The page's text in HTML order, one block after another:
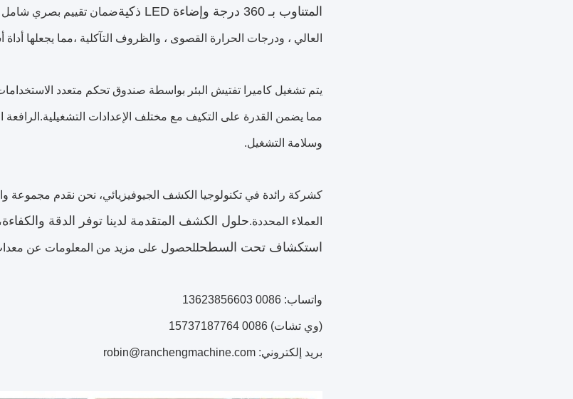
المتناوب بـ 360 درجة وإضاءة LED ذكية
ضمان تقييم بصري شامل
العالي ، ودرجات الحرارة القصوى ، والظروف التآكلية ،مما يجعلها
مما يضمن القدرة على التكيف مع مختلف الإعدادات التشغيلية.الرافعة
وسلامة التشغيل.
كشركة رائدة في تكنولوجيا الكشف الجيوفيزيائي، نحن نقدم مجموعة
العملاء المحددة.حلول الكشف المتقدمة لدينا توفر الدقة
استكشاف تحت السطحللحصول على مزيد من المعلومات عن معدات
واتساب: 0086 13623856603
(وي تشات) 0086 15737187764
بريد إلكتروني: robin@ranchengmachine.com